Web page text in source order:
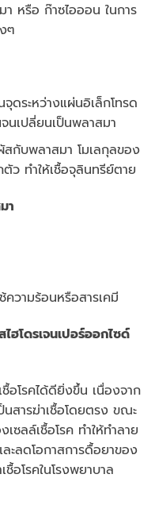
า หรือ ก๊าซไอออน ในการ
ๆ
จุดระหว่างแผ่นอิเล็กโทรด
นเปลี่ยนเป็นพลาสมา
กับพลาสมา โมเลกุลของ
ว ทำให้เชื้อจุลินทรีย์ตาย
า
วามร้อนหรือสารเคมี
ฮโดรเจนเปอร์ออกไซด์
อโรคได้ดียิ่งขึ้น เนื่องจาก
สารฆ่าเชื้อโดยตรง ขณะ
ซลล์เชื้อโรค ทำให้ทำลาย
ะลดโอกาสการดื้อยาของ
ชื้อโรคในโรงพยาบาล